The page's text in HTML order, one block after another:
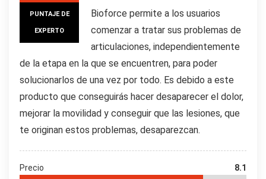
PUNTAJE DE
EXPERTO
Bioforce permite a los usuarios
comenzar a tratar sus problemas de
articulaciones, independientemente
de la etapa en la que se encuentren, para poder
solucionarlos de una vez por todo. Es debido a este
producto que conseguirás hacer desaparecer el dolor,
mejorar la movilidad y conseguir que las lesiones, que
te originan estos problemas, desaparezcan.
Precio 8.1